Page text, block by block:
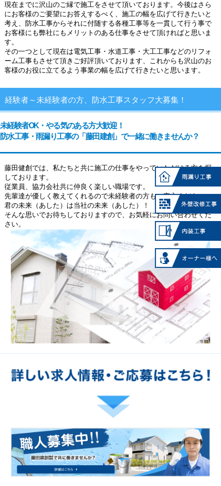
現在までに沢山のご縁で施工をさせて頂いております。今後はさら
にお客様のご要望にお答えするべく、施工の幅を広げて行きたいと
考え、防水工事からそれに付随する各種工事等を一貫して行う事で
お客様にも弊社にもメリットのある仕事をさせて頂ければと思いま
す。
その一つとして現在は電気工事・水道工事・大工工事などのリフォ
ーム工事もさせて頂きご好評頂いております、これからも沢山のお
客様のお役に立てるよう事業の幅を広げて行きたいと思います。
経験者～未経験者の方、防水工事スタッフ大募集！
未経験者OK・やる気のある方大歓迎！
防水工事・雨漏り工事の「藤田建創」で一緒に働きませんか？
藤田健創では、私たちと共に施工の仕事をやっていただける方を探
しております。
従業員、協力会社共に仲良く楽しい職場です。
先輩達が優しく教えてくれるので未経験者の方もご安心ください。
君の未来（あした）は当社の未来（あした）！
そんな思いでお待ちしておりますので、お気軽にお問い合わせくだ
さい。